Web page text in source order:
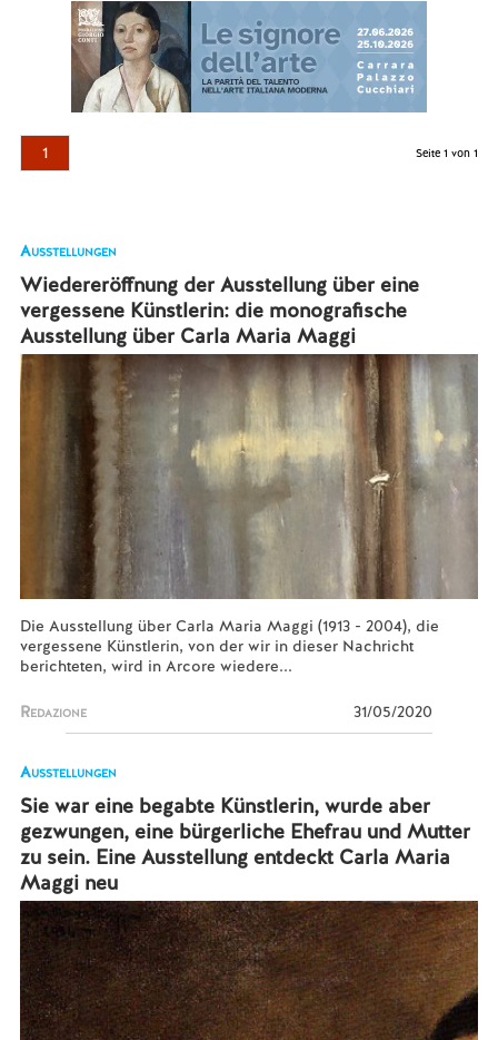
1 Seite 1 von 1
Ausstellungen
Wiedereröffnung der Ausstellung über eine
vergessene Künstlerin: die monografische
Ausstellung über Carla Maria Maggi
Die Ausstellung über Carla Maria Maggi (1913 - 2004), die
vergessene Künstlerin, von der wir in dieser Nachricht
berichteten, wird in Arcore wiedere...
Redazione 31/05/2020
Ausstellungen
Sie war eine begabte Künstlerin, wurde aber
gezwungen, eine bürgerliche Ehefrau und Mutter
zu sein. Eine Ausstellung entdeckt Carla Maria
Maggi neu